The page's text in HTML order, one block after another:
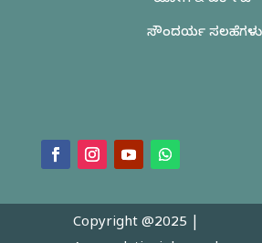
ಸೌಂದರ್ಯ ಸಲಹೆಗಳು
Copyright @2025 |